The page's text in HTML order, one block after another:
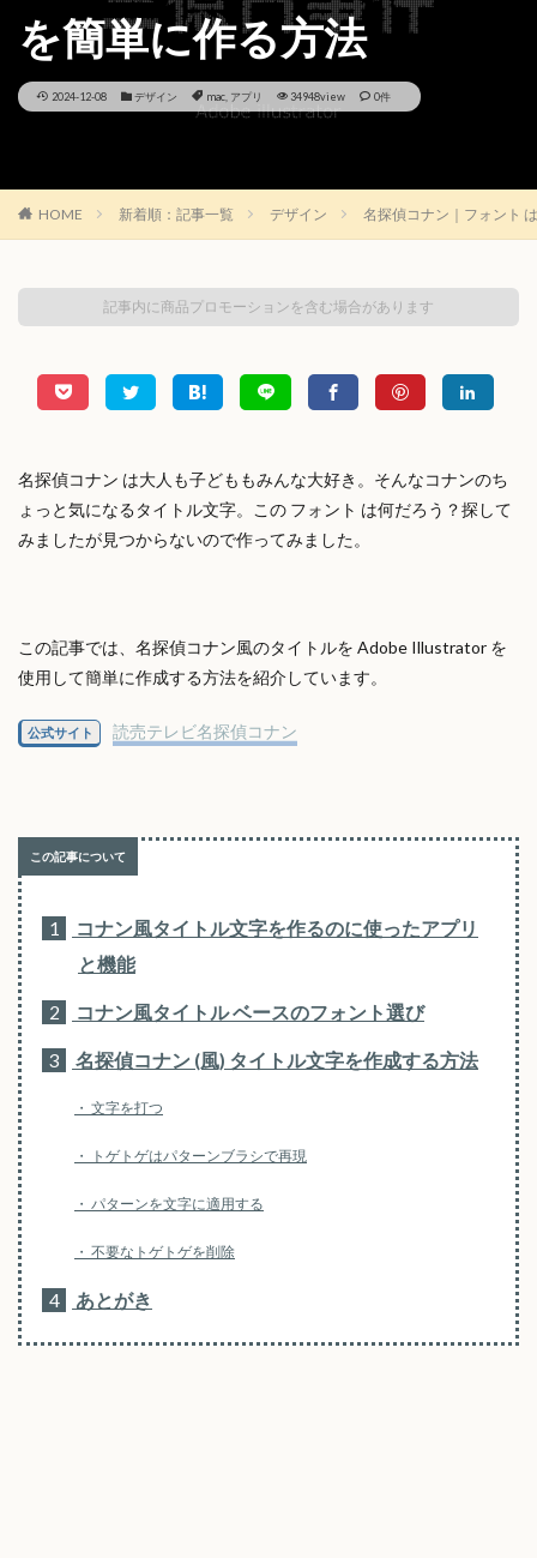
を簡単に作る方法
2024-12-08 デザイン mac, アプリ 34948view 0件
HOME 新着順：記事一覧 デザイン 名探偵コナン｜フォント
記事内に商品プロモーションを含む場合があります
名探偵コナン は大人も子どももみんな大好き。そんなコナンのち
ょっと気になるタイトル文字。この フォント は何だろう？探して
みましたが見つからないので作ってみました。
この記事では、名探偵コナン風のタイトルを Adobe Illustrator を
使用して簡単に作成する方法を紹介しています。
公式サイト 読売テレビ名探偵コナン
1
コナン風タイトル文字を作るのに使ったアプリ
と機能
2 コナン風タイトル ベースのフォント選び
3 名探偵コナン (風) タイトル文字を作成する方法
文字を打つ
トゲトゲはパターンブラシで再現
パターンを文字に適用する
不要なトゲトゲを削除
4 あとがき